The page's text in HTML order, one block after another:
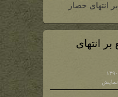
انتهای حصار
انتهای